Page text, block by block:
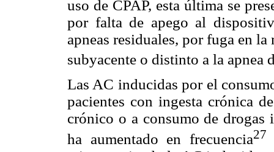
uso de CPAP, esta última se
por falta de apego al
apneas residuales, por fuga en
subyacente o distinto a la apnea
Las AC inducidas por el
pacientes con ingesta crónica
crónico o a consumo de
ha aumentado en frecuencia27